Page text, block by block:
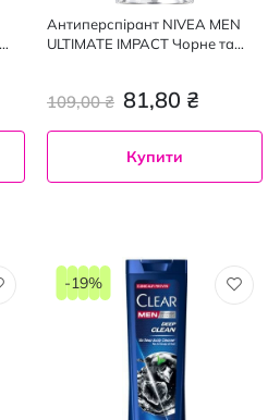
Антиперспірант NIVEA MEN
ULTIMATE IMPACT Чорне та
81,80 ₴
109,00 ₴
Купити
-19%